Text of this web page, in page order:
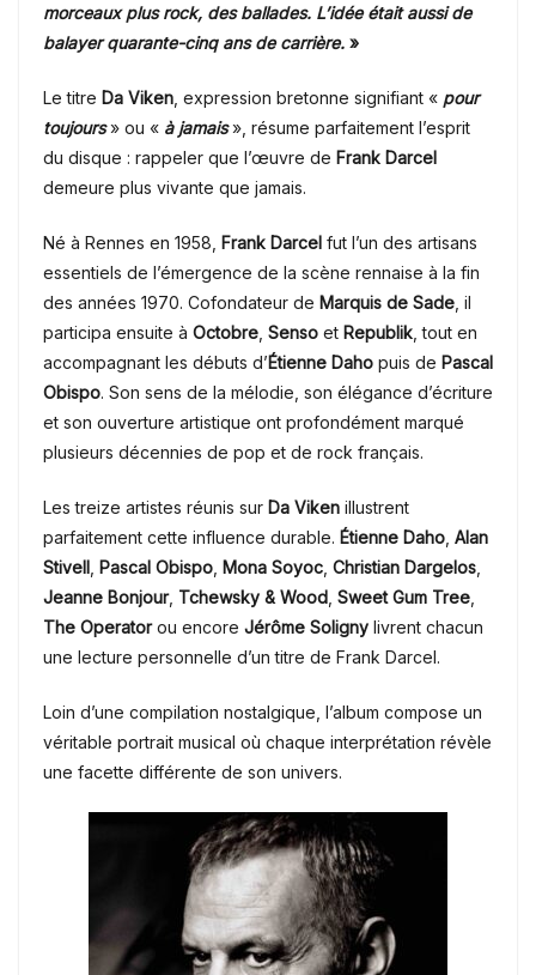
morceaux plus rock, des ballades. L’idée était aussi de
balayer quarante-cinq ans de carrière. »
Le titre Da Viken , expression bretonne signifiant « pour
toujours» ou « à jamais», résume parfaitement l’esprit
du disque : rappeler que l’œuvre de Frank Darcel
demeure plus vivante que jamais.
Né à Rennes en 1958, Frank Darcel fut l’un des artisans
essentiels de l’émergence de la scène rennaise à la fin
des années 1970. Cofondateur de Marquis de Sade , il
participa ensuite à Octobre Senso et Republik , tout en
accompagnant les débuts d’Étienne Daho puis de Pascal
Obispo. Son sens de la mélodie, son élégance d’écriture
et son ouverture artistique ont profondément marqué
plusieurs décennies de pop et de rock français.
Les treize artistes réunis sur Da Viken illustrent
parfaitement cette influence durable. Étienne Daho Alan
Stivell Pascal Obispo Mona Soyoc Christian Dargelos
Jeanne Bonjour, Tchewsky & Wood Sweet Gum Tree
The Operatorou encore Jérôme Soligny livrent chacun
une lecture personnelle d’un titre de Frank Darcel.
Loin d’une compilation nostalgique, l’album compose un
véritable portrait musical où chaque interprétation révèle
une facette différente de son univers.